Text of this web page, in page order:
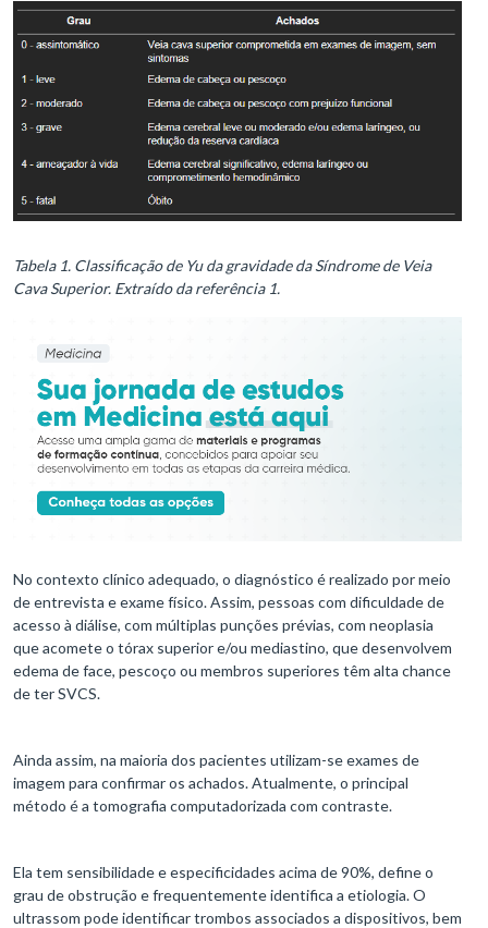
Tabela 1. Classificação de Yu da gravidade da Síndrome de Veia
Cava Superior. Extraído da referência 1.
No contexto clínico adequado, o diagnóstico é realizado por meio
de entrevista e exame físico. Assim, pessoas com dificuldade de
acesso à diálise, com múltiplas punções prévias, com neoplasia
que acomete o tórax superior e/ou mediastino, que desenvolvem
edema de face, pescoço ou membros superiores têm alta chance
de ter SVCS.
Ainda assim, na maioria dos pacientes utilizam-se exames de
imagem para confirmar os achados. Atualmente, o principal
método é a tomografia computadorizada com contraste.
Ela tem sensibilidade e especificidades acima de 90%, define o
grau de obstrução e frequentemente identifica a etiologia. O
ultrassom pode identificar trombos associados a dispositivos, bem